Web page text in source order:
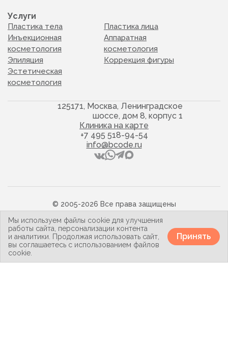
Мы используем файлы cookie для улучшения
работы сайта, персонализации контента
и аналитики. Продолжая использовать сайт,
вы соглашаетесь с использованием файлов
cookie.
Принять
Услуги
Пластика тела
Пластика лица
Инъекционная
косметология
Аппаратная
косметология
Эпиляция
Коррекция фигуры
Эстетическая
косметология
125171, Москва, Ленинградское
шоссе, дом 8, корпус 1
Клиника на карте
+7 495 518-94-54
info@bcode.ru
© 2005-2026 Все права защищены
Карта сайта